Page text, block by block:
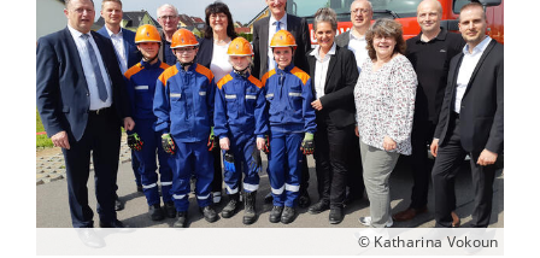
© Katharina Vokoun